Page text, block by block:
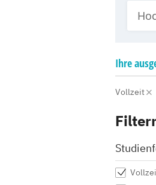
Ihre
Vollzeit